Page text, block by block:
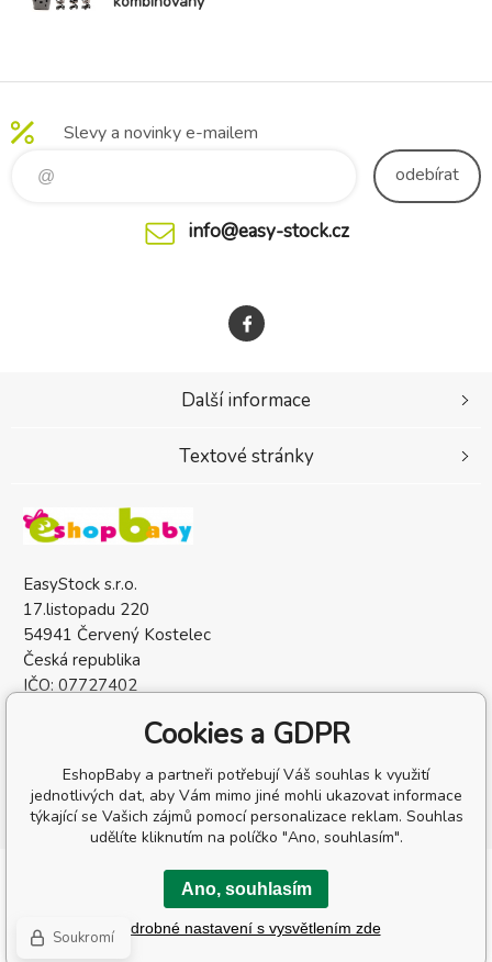
Slevy a novinky e-mailem
odebírat
info@easy-stock.cz
EasyStock s.r.o.
17.listopadu 220
54941 Červený Kostelec
Česká republika
IČO: 07727402
Další informace
Textové stránky
Copyright © 2026 EasyStock s.r.o.
Všechna práva vyhrazena.
Eshopyawebové stránkyodBINARGON.cz-Mapa stránek
Cookies a GDPR
EshopBaby a partneři potřebují Váš souhlas k využití
jednotlivých dat, aby Vám mimo jiné mohli ukazovat informace
týkající se Vašich zájmů pomocí personalizace reklam. Souhlas
udělíte kliknutím na políčko "Ano, souhlasím".
Ano, souhlasím
Podrobné nastavení s vysvětlením zde
Soukromí